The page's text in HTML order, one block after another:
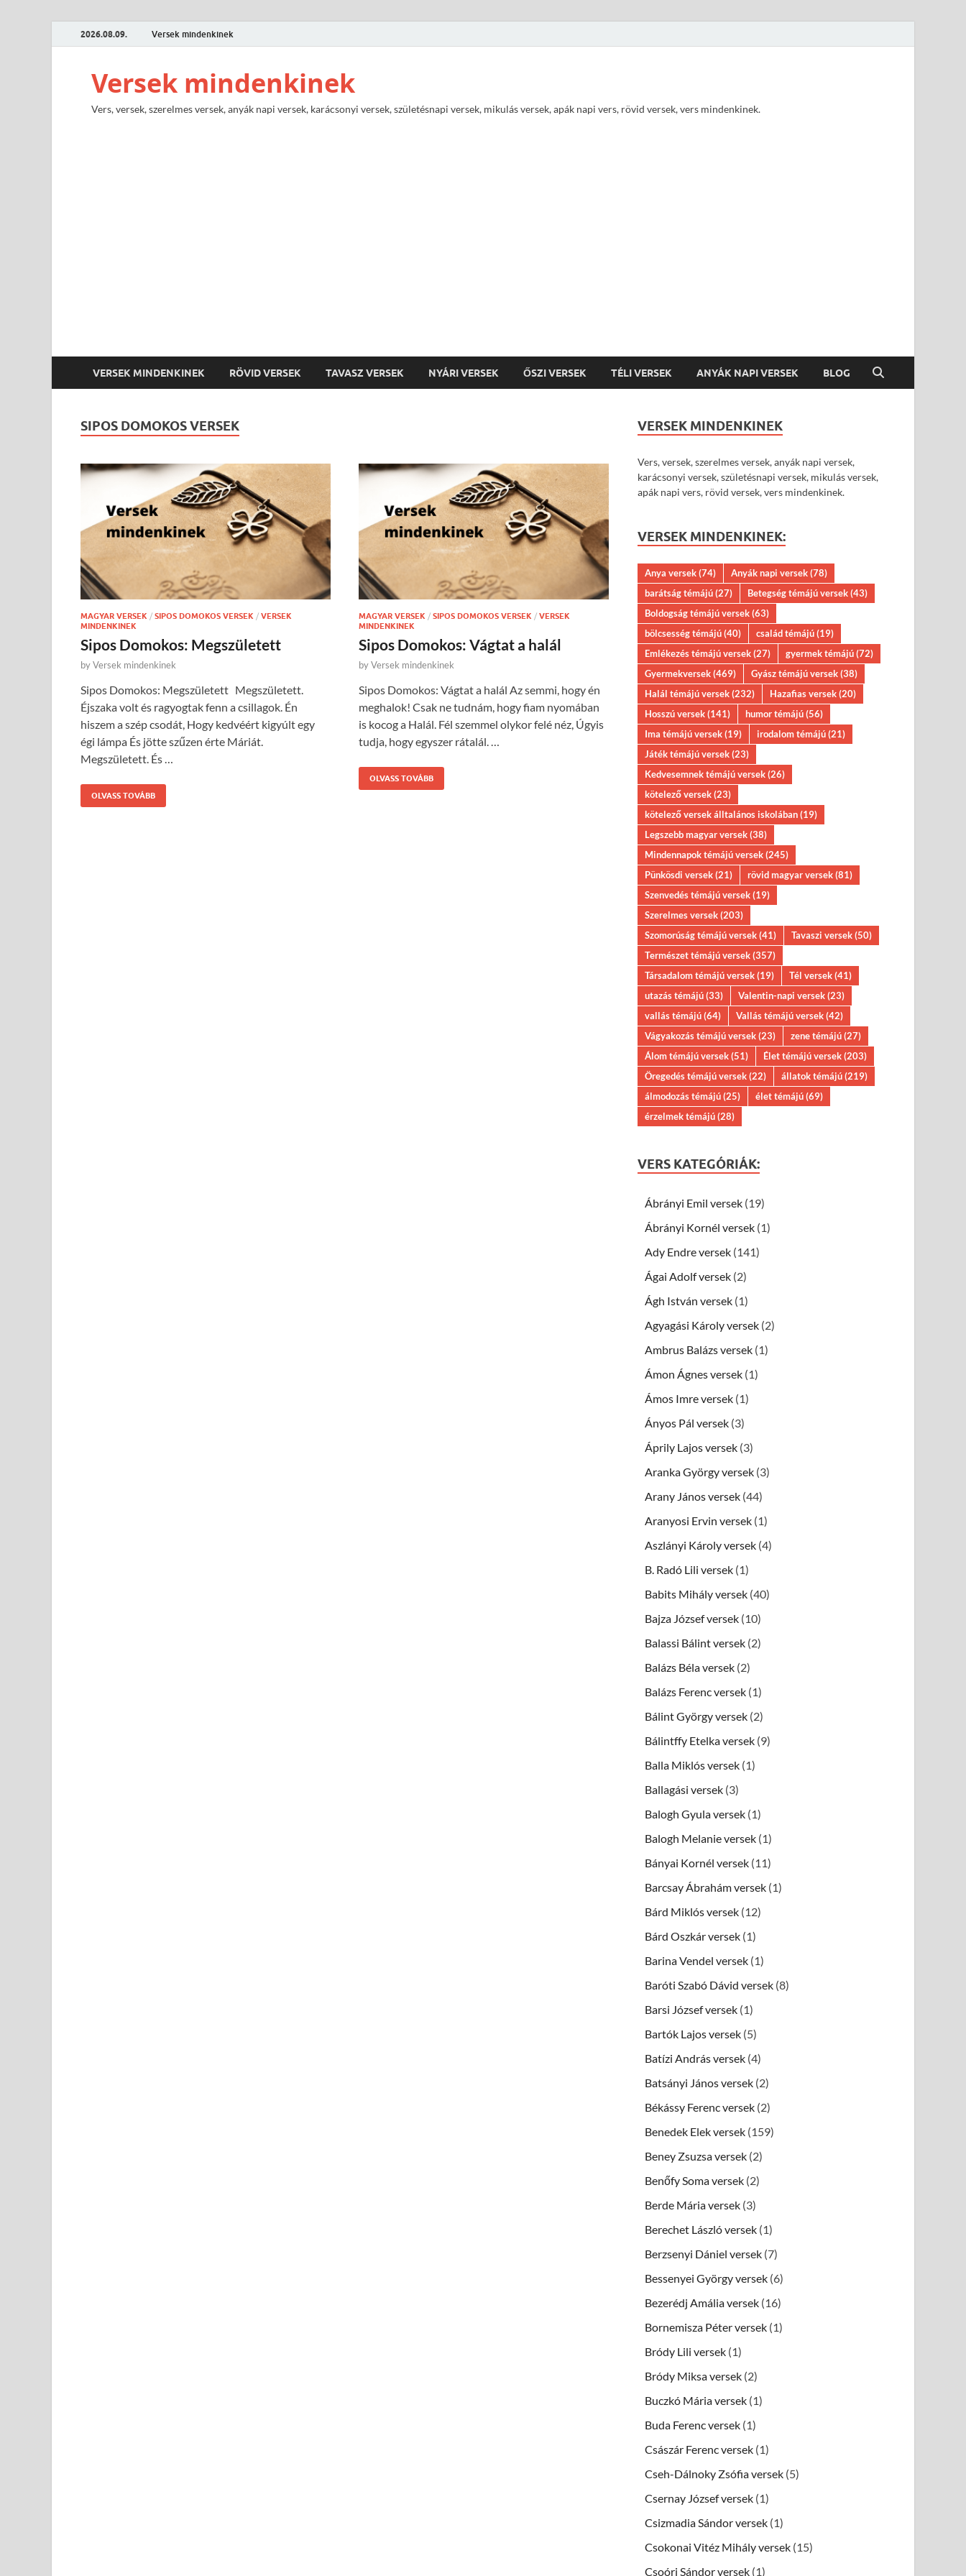
2026.08.09. Versek mindenkinek
Versek mindenkinek
Vers, versek, szerelmes versek, anyák napi versek, karácsonyi versek, születésnapi versek, mikulás versek, apák napi vers, rövid versek, vers mindenkinek.
VERSEK MINDENKINEK RÖVID VERSEK TAVASZ VERSEK NYÁRI VERSEK ŐSZI VERSEK TÉLI VERSEK ANYÁK NAPI VERSEK BLOG
SIPOS DOMOKOS VERSEK
MAGYAR VERSEK / SIPOS DOMOKOS VERSEK / VERSEK
MINDENKINEK
Sipos Domokos: Megszületett
byVersek mindenkinek
Sipos Domokos: Megszületett Megszületett.
Éjszaka volt és ragyogtak fenn a csillagok. Én
hiszem a szép csodát, Hogy kedvéért kigyúlt egy
égi lámpa És jötte szűzen érte Máriát.
Megszületett. És …
OLVASS TOVÁBB
MAGYAR VERSEK / SIPOS DOMOKOS VERSEK / VERSEK
MINDENKINEK
Sipos Domokos: Vágtat a halál
byVersek mindenkinek
Sipos Domokos: Vágtat a halál Az semmi, hogy én
meghalok! Csak ne tudnám, hogy fiam nyomában
is kocog a Halál. Fél szemmel olykor felé néz, Úgyis
tudja, hogy egyszer rátalál. …
OLVASS TOVÁBB
VERSEK MINDENKINEK
Vers, versek, szerelmes versek, anyák napi versek,
karácsonyi versek, születésnapi versek, mikulás versek,
apák napi vers, rövid versek, vers mindenkinek.
VERSEK MINDENKINEK:
Anya versek(74) Anyák napi versek(78)
barátság témájú(27) Betegség témájú versek(43)
Boldogság témájú versek(63)
bölcsesség témájú(40) család témájú(19)
Emlékezés témájú versek(27) gyermek témájú(72)
Gyermekversek(469) Gyász témájú versek(38)
Halál témájú versek(232) Hazafias versek(20)
Hosszú versek(141) humor témájú(56)
Ima témájú versek(19) irodalom témájú(21)
Játék témájú versek(23)
Kedvesemnek témájú versek(26)
kötelező versek(23)
kötelező versek álltalános iskolában(19)
Legszebb magyar versek(38)
Mindennapok témájú versek(245)
Pünkösdi versek(21) rövid magyar versek(81)
Szenvedés témájú versek(19)
Szerelmes versek(203)
Szomorúság témájú versek(41) Tavaszi versek(50)
Természet témájú versek(357)
Társadalom témájú versek(19) Tél versek(41)
utazás témájú(33) Valentin-napi versek(23)
vallás témájú(64) Vallás témájú versek(42)
Vágyakozás témájú versek(23) zene témájú(27)
Álom témájú versek(51) Élet témájú versek(203)
Öregedés témájú versek(22) állatok témájú(219)
álmodozás témájú(25) élet témájú(69)
érzelmek témájú(28)
VERS KATEGÓRIÁK:
Ábrányi Emil versek (19)
Ábrányi Kornél versek (1)
Ady Endre versek (141)
Ágai Adolf versek (2)
Ágh István versek (1)
Agyagási Károly versek (2)
Ambrus Balázs versek (1)
Ámon Ágnes versek (1)
Ámos Imre versek (1)
Ányos Pál versek (3)
Áprily Lajos versek (3)
Aranka György versek (3)
Arany János versek (44)
Aranyosi Ervin versek (1)
Aszlányi Károly versek (4)
B. Radó Lili versek (1)
Babits Mihály versek (40)
Bajza József versek (10)
Balassi Bálint versek (2)
Balázs Béla versek (2)
Balázs Ferenc versek (1)
Bálint György versek (2)
Bálintffy Etelka versek (9)
Balla Miklós versek (1)
Ballagási versek (3)
Balogh Gyula versek (1)
Balogh Melanie versek (1)
Bányai Kornél versek (11)
Barcsay Ábrahám versek (1)
Bárd Miklós versek (12)
Bárd Oszkár versek (1)
Barina Vendel versek (1)
Baróti Szabó Dávid versek (8)
Barsi József versek (1)
Bartók Lajos versek (5)
Batízi András versek (4)
Batsányi János versek (2)
Békássy Ferenc versek (2)
Benedek Elek versek (159)
Beney Zsuzsa versek (2)
Benőfy Soma versek (2)
Berde Mária versek (3)
Berechet László versek (1)
Berzsenyi Dániel versek (7)
Bessenyei György versek (6)
Bezerédj Amália versek (16)
Bornemisza Péter versek (1)
Bródy Lili versek (1)
Bródy Miksa versek (2)
Buczkó Mária versek (1)
Buda Ferenc versek (1)
Császár Ferenc versek (1)
Cseh-Dálnoky Zsófia versek (5)
Csernay József versek (1)
Csizmadia Sándor versek (1)
Csokonai Vitéz Mihály versek (15)
Csoóri Sándor versek (1)